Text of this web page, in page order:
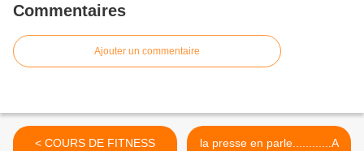
Commentaires
Ajouter un commentaire
< COURS DE FITNESS
la presse en parle............A